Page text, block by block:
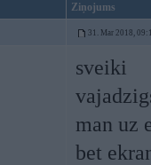
Ziņojums
31. Mar 2018,
sveiki
man uz
bet